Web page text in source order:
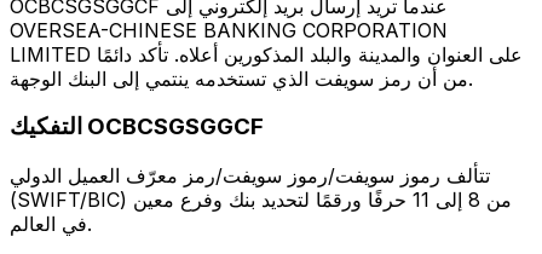
OCBCSGSGGCF عندما تريد إرسال بريد إلكتروني إلى
OVERSEA-CHINESE BANKING CORPORATION
LIMITED على العنوان والمدينة والبلد المذكورين أعلاه. تأكد دائمًا
من أن رمز سويفت الذي تستخدمه ينتمي إلى البنك الوجهة.
التفكيك OCBCSGSGGCF
تتألف رموز سويفت/رموز سويفت/رمز معرّف العميل الدولي
(SWIFT/BIC) من 8 إلى 11 حرفًا ورقمًا لتحديد بنك وفرع معين
في العالم.